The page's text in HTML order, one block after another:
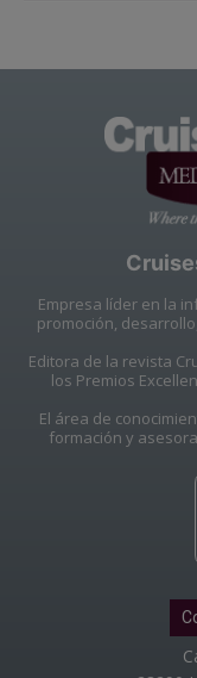
Empresa líder en la
promoción,
Editora de la revista
los Premios
El área de
formación y